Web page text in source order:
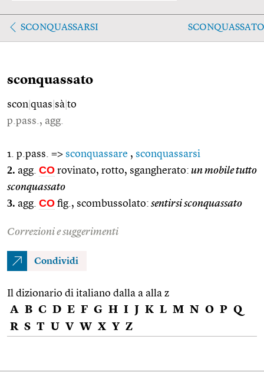
SCONQUASSARSI
sconquassato
scon quas sà to
p.pass., agg.
1. p.pass. => sconquassare , sconquassarsi
2. agg. CO rovinato, rotto, sgangherato: un mobile tutto
sconquassato
3. agg. CO fig., scombussolato: sentirsi sconquassato
Correzioni e suggerimenti
Condividi
Il dizionario di italiano dalla a alla z
A B C D E F G H I J K L M N O P Q
R S T U V W X Y Z